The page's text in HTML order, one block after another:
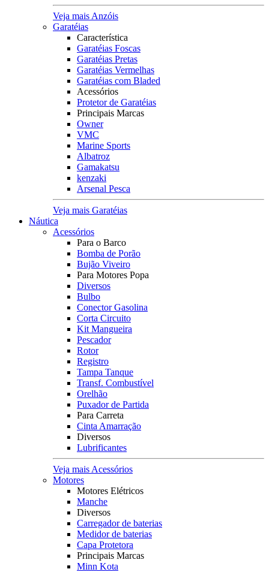
Veja mais Anzóis
Garatéias
Característica
Garatéias Foscas
Garatéias Pretas
Garatéias Vermelhas
Garatéias com Bladed
Acessórios
Protetor de Garatéias
Principais Marcas
Owner
VMC
Marine Sports
Albatroz
Gamakatsu
kenzaki
Arsenal Pesca
Veja mais Garatéias
Náutica
Acessórios
Para o Barco
Bomba de Porão
Bujão Viveiro
Para Motores Popa
Diversos
Bulbo
Conector Gasolina
Corta Circuito
Kit Mangueira
Pescador
Rotor
Registro
Tampa Tanque
Transf. Combustível
Orelhão
Puxador de Partida
Para Carreta
Cinta Amarração
Diversos
Lubrificantes
Veja mais Acessórios
Motores
Motores Elétricos
Manche
Diversos
Carregador de baterias
Medidor de baterias
Capa Protetora
Principais Marcas
Minn Kota